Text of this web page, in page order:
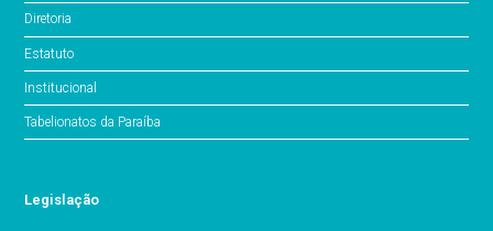
Diretoria
Estatuto
Institucional
Tabelionatos da Paraíba
Legislação